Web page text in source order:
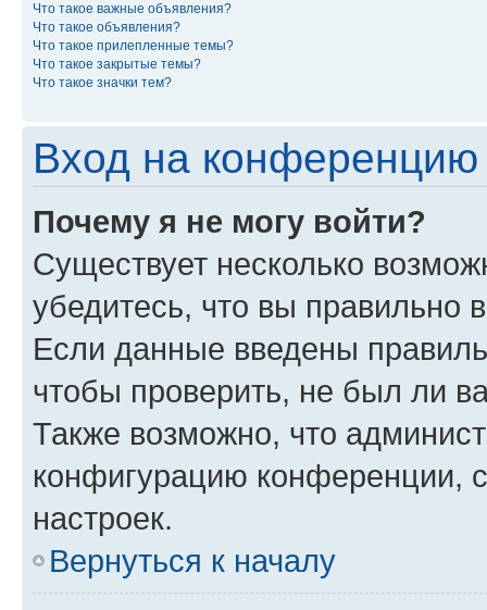
Что такое важные объявления?
Что такое объявления?
Что такое прилепленные темы?
Что такое закрытые темы?
Что такое значки тем?
Вход на конференцию
Почему я не могу войти?
Существует несколько
убедитесь, что вы правильно
Если данные введены
чтобы проверить, не был ли
Также возможно, что
конфигурацию конференции,
настроек.
Вернуться к началу